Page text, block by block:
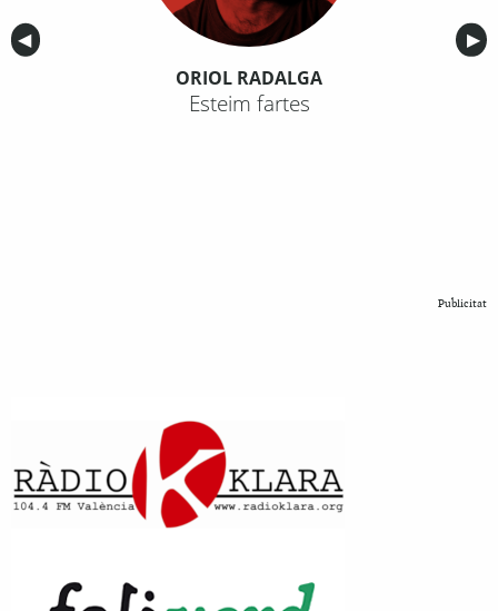
Anterior
◀︎ ▶︎
ORIOL RADALGA
Esteim fartes
Publicitat